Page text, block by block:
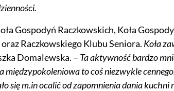
Gospodyń Raczkowskich, Koła
Raczkowskiego Klubu Seniora. Koła
Domalewska. – Ta aktywność bardzo
międzypokoleniowa to coś niezwykle
się m.in ocalić od zapomnienia dania kuchni